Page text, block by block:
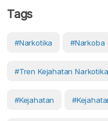
Tags
#Narkotika #Narkoba
#Tren Kejahatan
#Kejahatan